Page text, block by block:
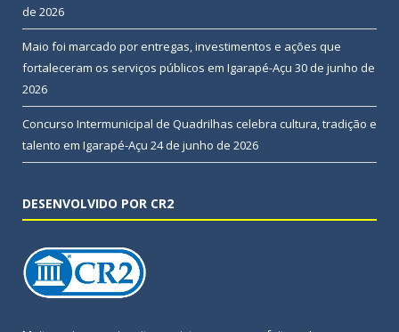
de 2026
Maio foi marcado por entregas, investimentos e ações que
fortaleceram os serviços públicos em Igarapé-Açu 30 de junho de
2026
Concurso Intermunicipal de Quadrilhas celebra cultura, tradição e
talento em Igarapé-Açu 24 de junho de 2026
DESENVOLVIDO POR CR2